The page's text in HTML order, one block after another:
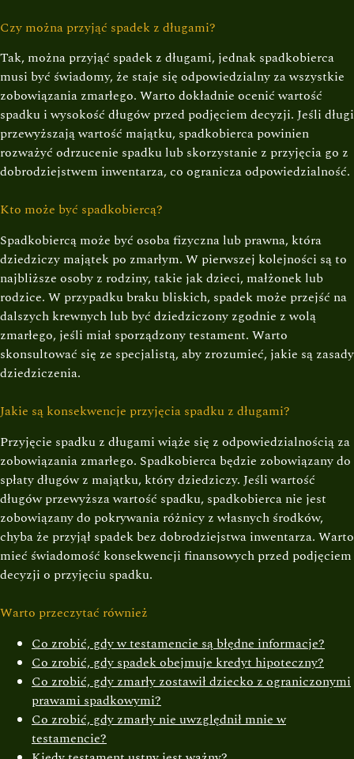
Czy można przyjąć spadek z długami?
Tak, można przyjąć spadek z długami, jednak spadkobierca
musi być świadomy, że staje się odpowiedzialny za wszystkie
zobowiązania zmarłego. Warto dokładnie ocenić wartość
spadku i wysokość długów przed podjęciem decyzji. Jeśli długi
przewyższają wartość majątku, spadkobierca powinien
rozważyć odrzucenie spadku lub skorzystanie z przyjęcia go z
dobrodziejstwem inwentarza, co ogranicza odpowiedzialność.
Kto może być spadkobiercą?
Spadkobiercą może być osoba fizyczna lub prawna, która
dziedziczy majątek po zmarłym. W pierwszej kolejności są to
najbliższe osoby z rodziny, takie jak dzieci, małżonek lub
rodzice. W przypadku braku bliskich, spadek może przejść na
dalszych krewnych lub być dziedziczony zgodnie z wolą
zmarłego, jeśli miał sporządzony testament. Warto
skonsultować się ze specjalistą, aby zrozumieć, jakie są zasady
dziedziczenia.
Jakie są konsekwencje przyjęcia spadku z długami?
Przyjęcie spadku z długami wiąże się z odpowiedzialnością za
zobowiązania zmarłego. Spadkobierca będzie zobowiązany do
spłaty długów z majątku, który dziedziczy. Jeśli wartość
długów przewyższa wartość spadku, spadkobierca nie jest
zobowiązany do pokrywania różnicy z własnych środków,
chyba że przyjął spadek bez dobrodziejstwa inwentarza. Warto
mieć świadomość konsekwencji finansowych przed podjęciem
decyzji o przyjęciu spadku.
Warto przeczytać również
Co zrobić, gdy w testamencie są błędne informacje?
Co zrobić, gdy spadek obejmuje kredyt hipoteczny?
Co zrobić, gdy zmarły zostawił dziecko z ograniczonymi
prawami spadkowymi?
Co zrobić, gdy zmarły nie uwzględnił mnie w
testamencie?